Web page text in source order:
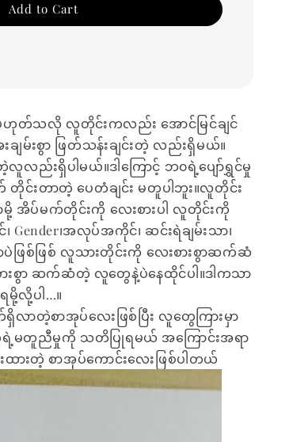
Add to Cart
ဟုတ်သလို လူတိုင်းကလည်း အောင်မြင်ချင်
မ်းစွာ ဖြတ်သန်းချင်းတဲ့ လည်းရှိမယ်။
လည်းရှိပါမယ်။ဒါကြောင့် ဘ၀ရဲ့ပျော်ရွှင်မှု
င်းတာတဲ့ ပေတံချင်း မတူပါဘူး။လူတိုင်း
အိပ်မက်တိုင်းကို လေးစားပါ လူတိုင်းကို
Gender၊အလုပ်အကိုင်၊ ဆင်းရဲချမ်းသာ၊
ဖြစ်ဖြစ် လူသားတိုင်းကို လေးစားစွာဆက်ဆံ
းစွာ ဆက်ဆံတဲ့ လူတွေနဲ့ပဲနေထိုင်ပါ။ဒါကသာ
လို့ပါ…။
လာတဲ့စာအုပ်လေးဖြစ်ပြီး လူတွေကြားမှာ
မတူညီမှုကို သတိပြုရမယ် အကြောင်းအရာ
ထားတဲ့ စာအုပ်ကောင်းလေးဖြစ်ပါတယ်